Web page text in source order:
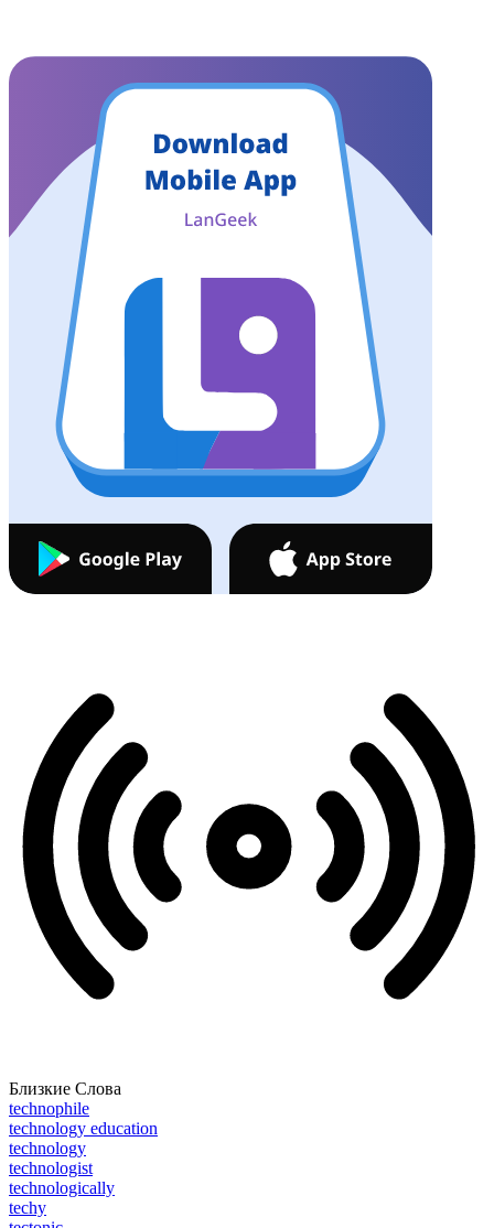
Близкие Слова
technophile
technology education
technology
technologist
technologically
techy